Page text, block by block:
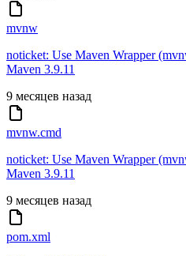
mvnw
noticket: Use Maven Wrapper
Maven 3.9.11
9 месяцев назад
mvnw.cmd
noticket: Use Maven Wrapper
Maven 3.9.11
9 месяцев назад
pom.xml